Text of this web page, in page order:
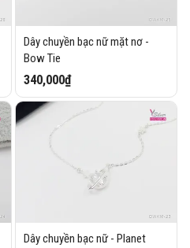
Dây chuyền bạc nữ mặt nơ -
Bow Tie
340,000₫
Dây chuyền bạc nữ - Planet